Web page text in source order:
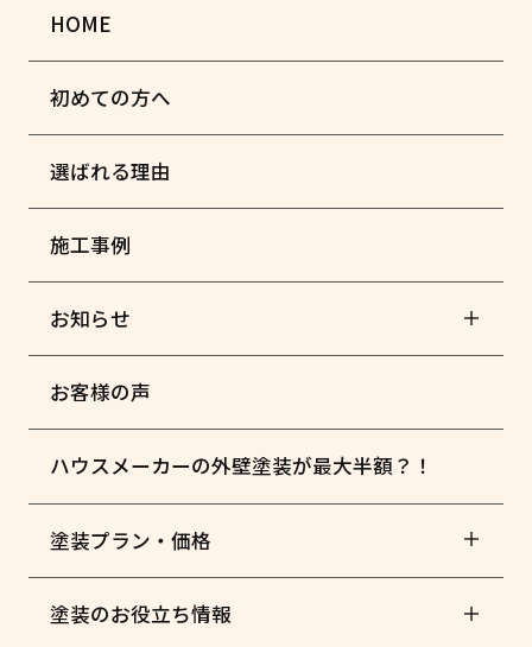
HOME
初めての方へ
選ばれる理由
施工事例
お知らせ
お客様の声
ハウスメーカーの外壁塗装が最大半額？！
塗装プラン・価格
塗装のお役立ち情報